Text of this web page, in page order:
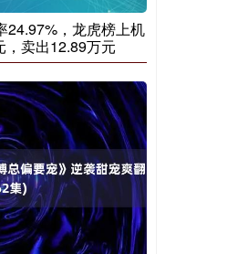
24.97%，龙虎榜上机
卖出12.89万元